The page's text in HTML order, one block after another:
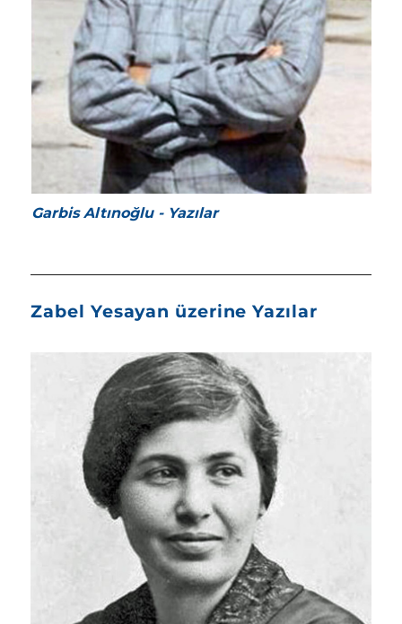
Garbis Altınoğlu - Yazılar
Zabel Yesayan üzerine Yazılar